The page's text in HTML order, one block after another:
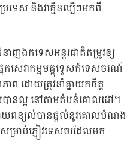
ទេស និងវាគ្មិនល្បីៗមកពី
ញឯកទេសអន្តរជាតិតម្រូវឲ្យ
ែកសេវាកម្មមគ្គុទេ្ទសក៍ទេសចរណ៍
ព ដោយត្រូវនាំគ្នាយកចិត្ត
បានល្អ នៅតាមតំបន់គោលដៅ។
រាយពន្យល់បានផ្តល់នូវគោលបំណង
ម្រាប់ភ្ញៀវទេសចរដែលមក